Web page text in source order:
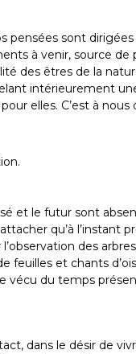
pensées sont
à venir, source de
des êtres de la
intérieurement
elles. C’est à
et le futur sont
qu’à l’instant
des
feuilles et chants
vécu du temps
dans le désir de